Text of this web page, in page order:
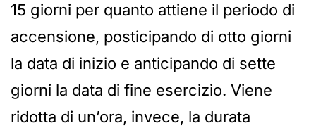
15 giorni per quanto attiene il periodo di
accensione, posticipando di otto giorni
la data di inizio e anticipando di sette
giorni la data di fine esercizio. Viene
ridotta di un’ora, invece, la durata